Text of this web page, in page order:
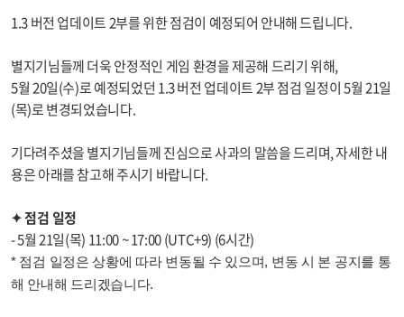
1.3 버전 업데이트 2부를 위한 점검이 예정되어 안내해 드립니다.
별지기님들께 더욱 안정적인 게임 환경을 제공해 드리기 위해,
5월 20일(수)로 예정되었던 1.3 버전 업데이트 2부 점검 일정이 5월 21일
(목)로 변경되었습니다.
기다려주셨을 별지기님들께 진심으로 사과의 말씀을 드리며, 자세한 내
용은 아래를 참고해 주시기 바랍니다.
✦ 점검 일정
- 5월 21일(목) 11:00 ~ 17:00 (UTC+9) (6시간)
* 점검 일정은 상황에 따라 변동될 수 있으며, 변동 시 본 공지를 통
해 안내해 드리겠습니다.